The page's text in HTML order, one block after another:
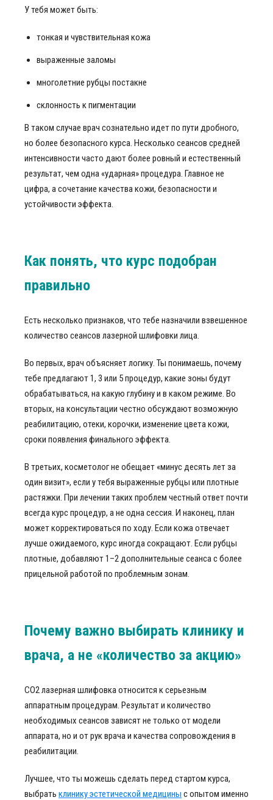
У тебя может быть:
тонкая и чувствительная кожа
выраженные заломы
многолетние рубцы постакне
склонность к пигментации
В таком случае врач сознательно идет по пути дробного,
но более безопасного курса. Несколько сеансов средней
интенсивности часто дают более ровный и естественный
результат, чем одна «ударная» процедура. Главное не
цифра, а сочетание качества кожи, безопасности и
устойчивости эффекта.
Как понять, что курс подобран
правильно
Есть несколько признаков, что тебе назначили взвешенное
количество сеансов лазерной шлифовки лица.
Во первых, врач объясняет логику. Ты понимаешь, почему
тебе предлагают 1, 3 или 5 процедур, какие зоны будут
обрабатываться, на какую глубину и в каком режиме. Во
вторых, на консультации честно обсуждают возможную
реабилитацию, отеки, корочки, изменение цвета кожи,
сроки появления финального эффекта.
В третьих, косметолог не обещает «минус десять лет за
один визит», если у тебя выраженные рубцы или плотные
растяжки. При лечении таких проблем честный ответ почти
всегда курс процедур, а не одна сессия. И наконец, план
может корректироваться по ходу. Если кожа отвечает
лучше ожидаемого, курс иногда сокращают. Если рубцы
плотные, добавляют 1–2 дополнительные сеанса с более
прицельной работой по проблемным зонам.
Почему важно выбирать клинику и
врача, а не «количество за акцию»
СО2 лазерная шлифовка относится к серьезным
аппаратным процедурам. Результат и количество
необходимых сеансов зависят не только от модели
аппарата, но и от рук врача и качества сопровождения в
реабилитации.
Лучшее, что ты можешь сделать перед стартом курса,
выбрать клинику эстетической медицины с опытом именно